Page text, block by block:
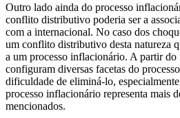
Outro lado ainda do processo
conflito distributivo poderia ser a
com a internacional. No caso dos
um conflito distributivo desta natureza
a um processo inflacionário. A partir do
configuram diversas facetas do
dificuldade de eliminá-lo,
processo inflacionário representa mais
mencionados.